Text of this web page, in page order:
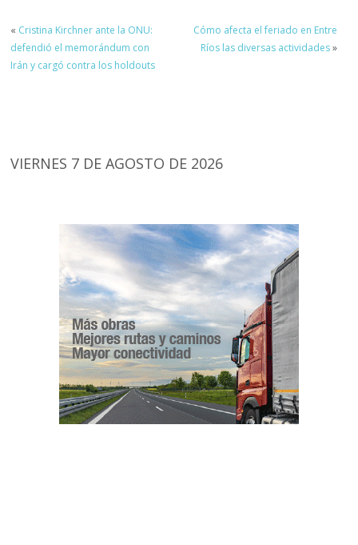
« Cristina Kirchner ante la ONU:
defendió el memorándum con
Irán y cargó contra los holdouts
Cómo afecta el feriado en Entre
Ríos las diversas actividades»
VIERNES 7 DE AGOSTO DE 2026